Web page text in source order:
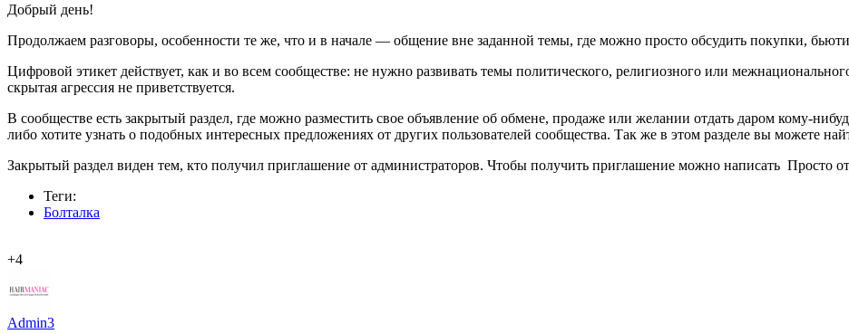
Добрый день!
Продолжаем разговоры, особенности те же, что и в начале — общение вне заданной темы, где можно просто обсудить покупки,
Цифровой этикет действует, как и во всем сообществе: не нужно развивать темы политического, религиозного или
скрытая агрессия не приветствуется.
В сообществе есть закрытый раздел, где можно разместить свое объявление об обмене, продаже или желании отдать даром кому-
либо хотите узнать о подобных интересных предложениях от других пользователей сообщества. Так же в этом разделе вы можете
Закрытый раздел виден тем, кто получил приглашение от администраторов. Чтобы получить приглашение можно написать Просто
Теги:
Болталка
+4
Admin3